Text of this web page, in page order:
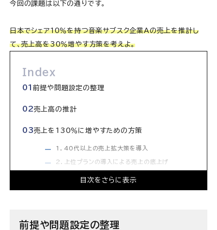
今回の課題は以下の通りです。
日本でシェア10％を持つ音楽サブスク企業Aの売上を推計し
て、売上高を30％増やす方策を考えよ。
Index
目次をさらに表示
前提や問題設定の整理
売上高の推計
売上を130％に増やすための方策
1．40代以上の売上拡大策を導入
2．上位プランの導入による売上の底上げ
前提や問題設定の整理